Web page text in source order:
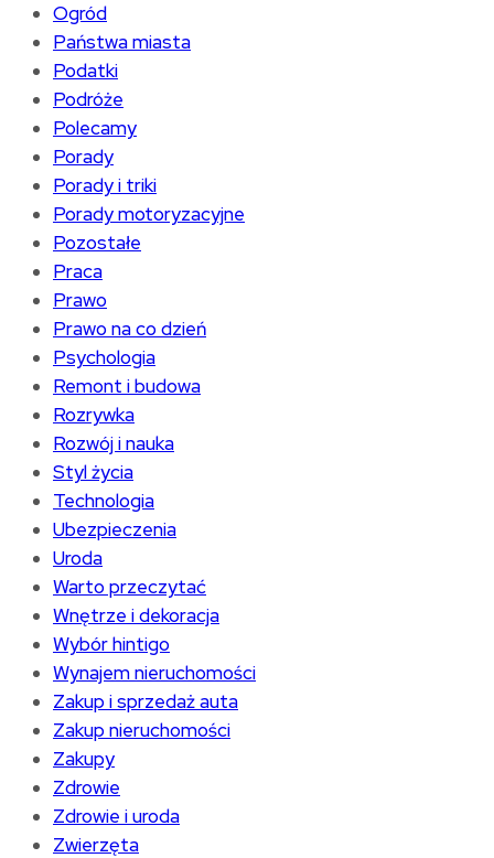
Ogród
Państwa miasta
Podatki
Podróże
Polecamy
Porady
Porady i triki
Porady motoryzacyjne
Pozostałe
Praca
Prawo
Prawo na co dzień
Psychologia
Remont i budowa
Rozrywka
Rozwój i nauka
Styl życia
Technologia
Ubezpieczenia
Uroda
Warto przeczytać
Wnętrze i dekoracja
Wybór hintigo
Wynajem nieruchomości
Zakup i sprzedaż auta
Zakup nieruchomości
Zakupy
Zdrowie
Zdrowie i uroda
Zwierzęta